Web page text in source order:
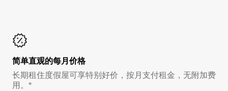
简单直观的每月价格
长期租住度假屋可享特别好价，按月支付租金，无附加费
用。*